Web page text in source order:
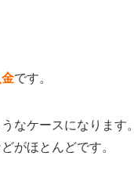
です。
なケースになります
がほとんどです。